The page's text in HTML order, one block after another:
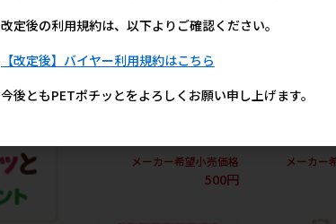
[スーパーキャット]おっかー
メーカー希望小売価格
500円
[スーパーキャッ
メーカー
改定後の利用規約は、以下よりご確認ください。
【改定後】バイヤー利用規約はこちら
今後ともPETポチッとをよろしくお願い申し上げます。